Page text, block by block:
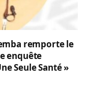
remporte le
enquête
Seule Santé »